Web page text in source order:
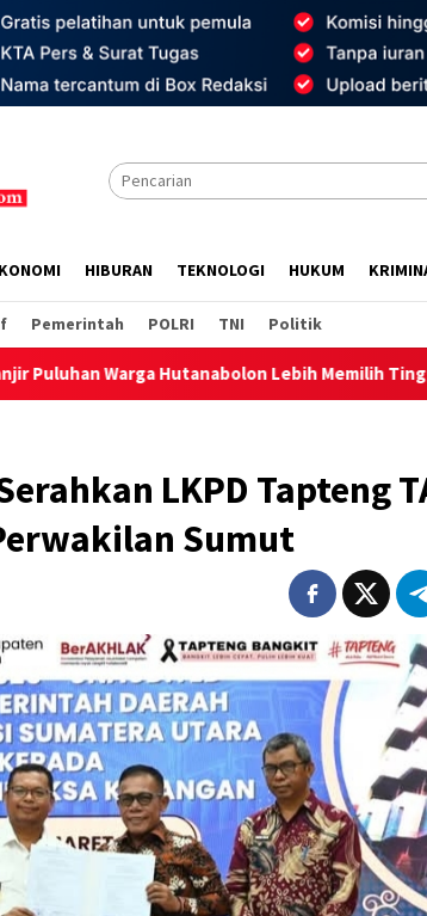
HIBURAN TEKNOLOGI HUKUM
Pemerintah POLRI TNI Politik
Lebih Memilih Tinggal di Tenda.
LKPD Tapteng
Sumut